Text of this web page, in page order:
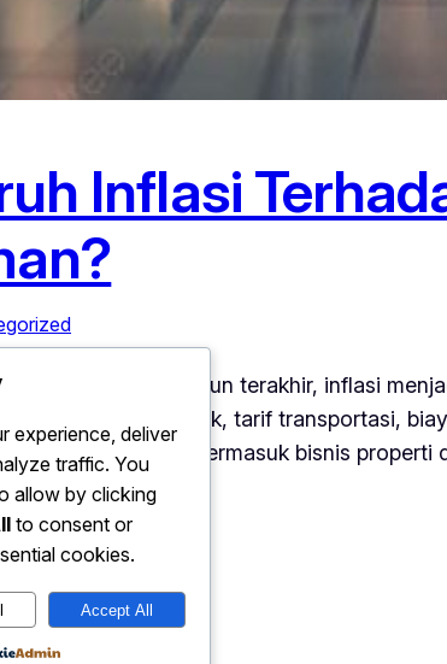
Inflasi
Dalam beberapa tahun terakhir, inflasi
harga bahan pokok, tarif transportasi,
sektor bisnis, termasuk bisnis
experience, deliver
traffic. You
allow by clicking
to consent or
cookies.
Accept All